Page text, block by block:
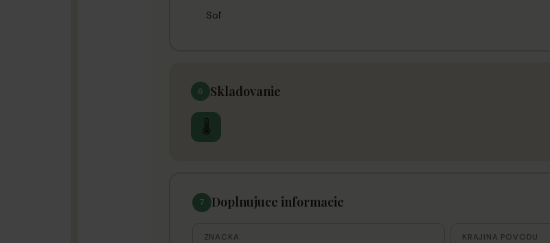
Soľ
6 Skladovanie
🌡
7 Doplnujuce informacie
ZNACKA KRAJINA POVODU